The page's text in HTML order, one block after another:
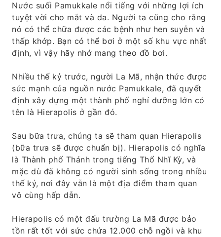
Nước suối Pamukkale nổi tiếng với những lợi ích
tuyệt vời cho mắt và da. Người ta cũng cho rằng
nó có thể chữa được các bệnh như hen suyễn và
thấp khớp. Bạn có thể bơi ở một số khu vực nhất
định, vì vậy hãy nhớ mang theo đồ bơi.
Nhiều thế kỷ trước, người La Mã, nhận thức được
sức mạnh của nguồn nước Pamukkale, đã quyết
định xây dựng một thành phố nghỉ dưỡng lớn có
tên là Hierapolis ở gần đó.
Sau bữa trưa, chúng ta sẽ tham quan Hierapolis
(bữa trưa sẽ được chuẩn bị). Hierapolis có nghĩa
là Thành phố Thánh trong tiếng Thổ Nhĩ Kỳ, và
mặc dù đã không có người sinh sống trong nhiều
thế kỷ, nơi đây vẫn là một địa điểm tham quan
vô cùng hấp dẫn.
Hierapolis có một đấu trường La Mã được bảo
tồn rất tốt với sức chứa 12.000 chỗ ngồi và khu